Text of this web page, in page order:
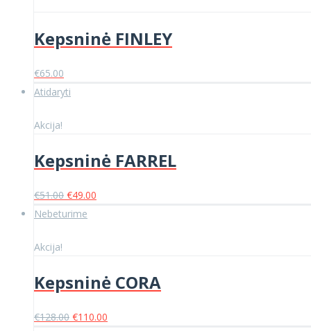
Kepsninė FINLEY
€65.00
Atidaryti
Akcija!
Kepsninė FARREL
€51.00 Original
price
€49.00
Nebeturime
Akcija!
Kepsninė CORA
€128.00 Original
€110.00